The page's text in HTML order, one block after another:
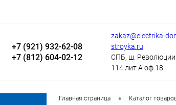
+7 (921) 932-62-08
+7 (812) 604-02-12
zakaz@electrika-
stroyka.ru
СПБ, ш.
114 лит А оф.18
Главная страница • Каталог